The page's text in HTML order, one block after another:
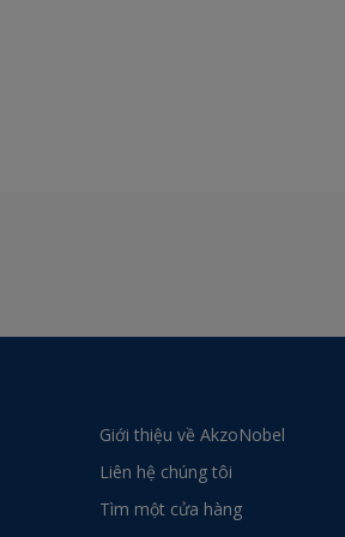
Giới thiệu về AkzoNobel
Liên hệ chúng tôi
Tìm một cửa hàng